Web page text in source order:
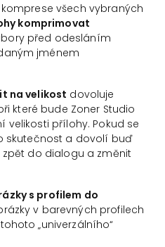
všech vybraných
komprimovat
před odesláním
jménem
na velikost dovoluje
které bude Zoner Studio
přílohy. Pokud se
skutečnost a dovolí buď
do dialogu a změnit
s profilem do
v barevných profilech
„univerzálního“